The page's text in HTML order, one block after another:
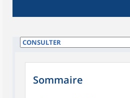
Sommaire